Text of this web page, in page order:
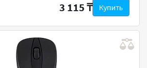
3 115 ₸ Купить